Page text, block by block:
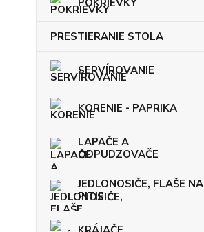
POKRIEVKY
PRESTIERANIE STOLA
SERVÍROVANIE
KORENIE - PAPRIKA
LAPAČE A
ODPUDZOVAČE
JEDLONOSIČE, FLAŠE NA
PITIE